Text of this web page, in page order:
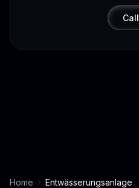
Call
Home Entwässerungsanlage